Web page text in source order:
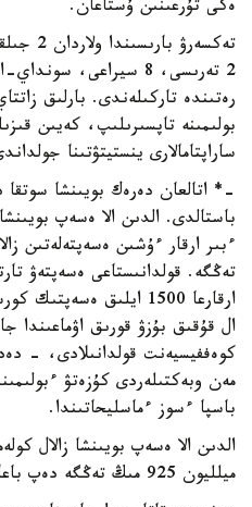
ەكى تۇرعىنىن ۇستاعان.
رەتىندە تاركىلەندى. بارلىق
بولىمىنە تاپسىرىلىپ، كەيىن
ساراپتامالارى ينستيتۋتىنا
-* اتالعان دەرەك بويىنشا
باستالدى. الدىن الا ەسەپ
تەڭگە. قولدانىستاعى ەسەپتەۋ
ارقارعا 1500 ايلىق
كوەففيسيەنت قولدانىلادى، -
مەن وبەكتىلەردى كۇزەتۋ
باسپا ءسوز ءماسليحاتىندا.
ميلليون 925 مىڭ تەڭگە دەپ باعالاندى.